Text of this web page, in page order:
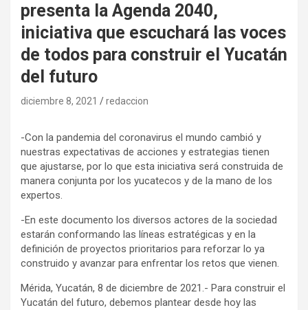
presenta la Agenda 2040,
iniciativa que escuchará las voces
de todos para construir el Yucatán
del futuro
diciembre 8, 2021 redaccion
-Con la pandemia del coronavirus el mundo cambió y
nuestras expectativas de acciones y estrategias tienen
que ajustarse, por lo que esta iniciativa será construida de
manera conjunta por los yucatecos y de la mano de los
expertos.
-En este documento los diversos actores de la sociedad
estarán conformando las líneas estratégicas y en la
definición de proyectos prioritarios para reforzar lo ya
construido y avanzar para enfrentar los retos que vienen.
Mérida, Yucatán, 8 de diciembre de 2021.- Para construir el
Yucatán del futuro, debemos plantear desde hoy las